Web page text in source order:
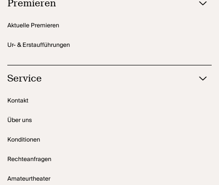
Premieren
Aktuelle Premieren
Ur- & Erstaufführungen
Service
Kontakt
Über uns
Konditionen
Rechteanfragen
Amateurtheater